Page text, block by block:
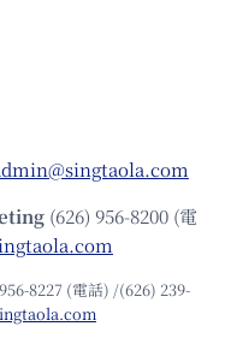
(626) 956-8200 (電
8227 (電話) /(626) 239-